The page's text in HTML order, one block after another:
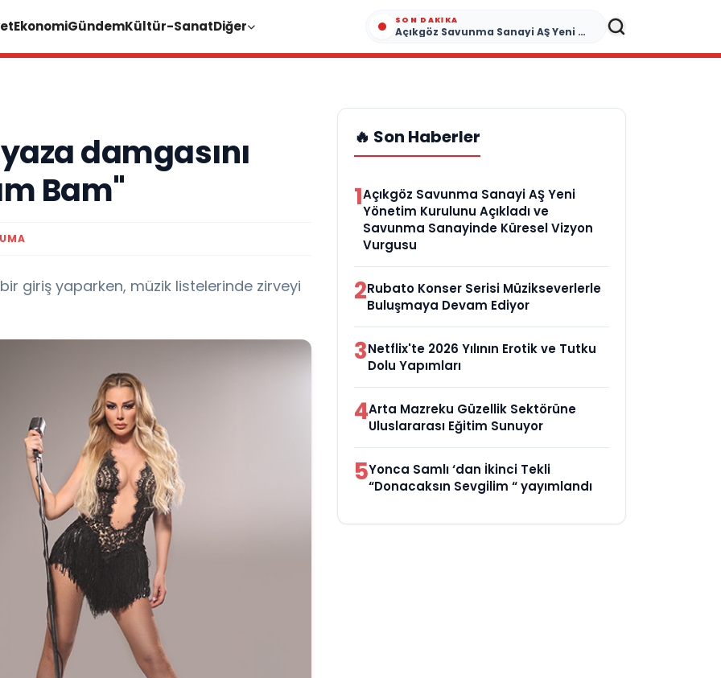
EkonomiGündemKültür-SanatDiğer SON DAKIKA
Açıkgöz Savunma Sanayi AŞ Yeni Yönetim Kurulunu Açıkladı ve Savunma Sanayinde Küresel Vizyon Vurgusu
damgasını
Bam"
bir giriş yaparken, müzik listelerinde zirveyi
🔥 Son Haberler
1Açıkgöz Savunma Sanayi AŞ Yeni
Yönetim Kurulunu Açıkladı ve
Savunma Sanayinde Küresel Vizyon
Vurgusu
2Rubato Konser Serisi Müzikseverlerle
Buluşmaya Devam Ediyor
3Netflix'te 2026 Yılının Erotik ve Tutku
Dolu Yapımları
4Arta Mazreku Güzellik Sektörüne
Uluslararası Eğitim Sunuyor
5Yonca Samlı ‘dan İkinci Tekli
“Donacaksın Sevgilim “ yayımlandı